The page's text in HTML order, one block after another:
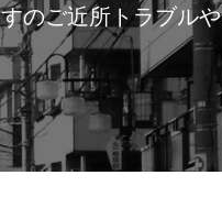
のご近所トラブル